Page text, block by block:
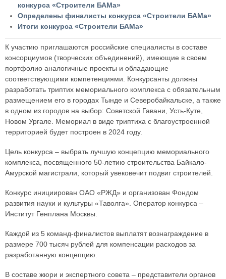
конкурса «Строители БАМа»
Определены финалисты конкурса «Строители БАМа»
Итоги конкурса «Строители БАМа»
К участию приглашаются российские специалисты в составе
консорциумов (творческих объединений), имеющие в своем
портфолио аналогичные проекты и обладающие
соответствующими компетенциями. Конкурсанты должны
разработать триптих мемориального комплекса с обязательным
размещением его в городах Тынде и Северобайкальске, а также
в одном из городов на выбор: Советской Гавани, Усть-Куте,
Новом Ургале. Мемориал в виде триптиха с благоустроенной
территорией будет построен в 2024 году.
Цель конкурса – выбрать лучшую концепцию мемориального
комплекса, посвященного 50-летию строительства Байкало-
Амурской магистрали, который увековечит подвиг строителей.
Конкурс инициирован ОАО «РЖД» и организован Фондом
развития науки и культуры «Таволга». Оператор конкурса –
Институт Генплана Москвы.
Каждой из 5 команд-финалистов выплатят вознаграждение в
размере 700 тысяч рублей для компенсации расходов за
разработанную концепцию.
В составе жюри и экспертного совета – представители органов